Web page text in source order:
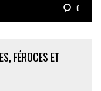
0
FÉROCES ET